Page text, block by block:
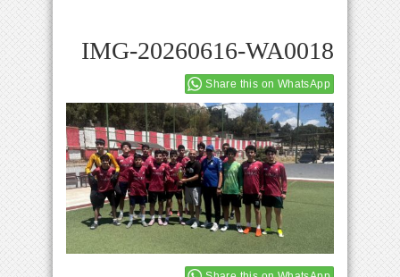
IMG-20260616-WA0018
Share this on WhatsApp